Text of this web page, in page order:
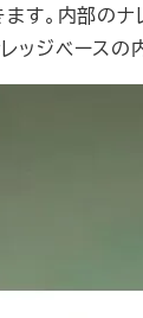
す。内部の
ッジベース